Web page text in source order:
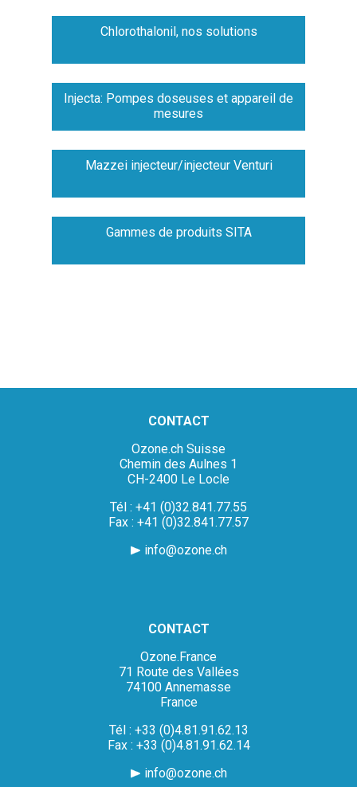
Chlorothalonil, nos solutions
Injecta: Pompes doseuses et appareil de
mesures
Mazzei injecteur/injecteur Venturi
Gammes de produits SITA
CONTACT
Ozone.ch Suisse
Chemin des Aulnes 1
CH-2400 Le Locle
Tél : +41 (0)32.841.77.55
Fax : +41 (0)32.841.77.57
info@ozone.ch
CONTACT
Ozone.France
71 Route des Vallées
74100 Annemasse
France
Tél : +33 (0)4.81.91.62.13
Fax : +33 (0)4.81.91.62.14
info@ozone.ch